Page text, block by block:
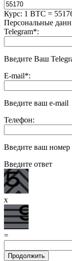
Курс: 1 BTC =
Персональные
Telegram*:
Введите Ваш
E-mail*:
Введите ваш e-mail
Телефон:
Введите ваш номер
Введите ответ
x
=